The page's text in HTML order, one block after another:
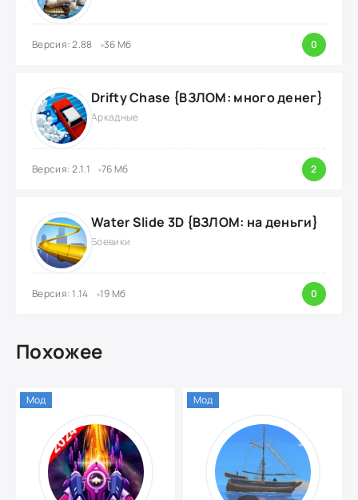
Версия: 2.88 36 Мб 0
Drifty Chase {ВЗЛОМ: много денег}
Аркадные
Версия: 2.1.1 76 Мб 2
Water Slide 3D {ВЗЛОМ: на деньги}
Боевики
Версия: 1.14 19 Мб 0
Похожее
Мод Мод